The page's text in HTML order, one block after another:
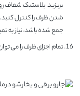
بریزید. پلاستیک
شدن ظرف را کنترل کنید.
جمع شده باشد، نیاز به
تمام اجزای ظرف را می